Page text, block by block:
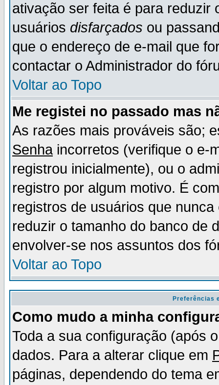
ativação ser feita é para reduzir
usuários disfarçados ou
que o endereço de e-mail que
contactar o Administrador do
Voltar ao Topo
Me registei no passado mas
As razões mais prováveis são;
Senhaincorretos (verifique o e-
registrou inicialmente), ou o
registro por algum motivo. É
registros de usuários que
reduzir o tamanho do banco de
envolver-se nos assuntos dos
Voltar ao Topo
Preferências
Como mudo a minha
Toda a sua configuração (após
dados. Para a alterar clique em
páginas, dependendo do tema